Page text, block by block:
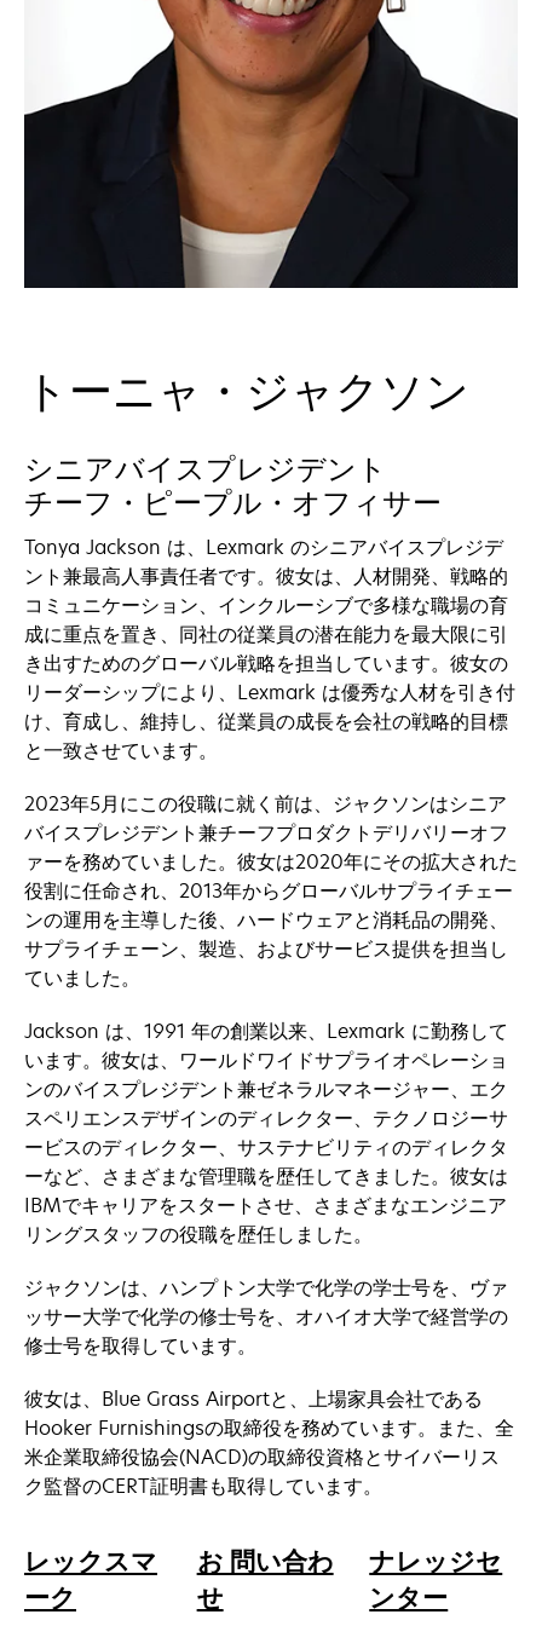
トーニャ・ジャクソン
シニアバイスプレジデント
チーフ・ピープル・オフィサー
Tonya Jackson は、Lexmark のシニアバイスプレジデ
ント兼最高人事責任者です。彼女は、人材開発、戦略的
コミュニケーション、インクルーシブで多様な職場の育
成に重点を置き、同社の従業員の潜在能力を最大限に引
き出すためのグローバル戦略を担当しています。彼女の
リーダーシップにより、Lexmark は優秀な人材を引き付
け、育成し、維持し、従業員の成長を会社の戦略的目標
と一致させています。
2023年5月にこの役職に就く前は、ジャクソンはシニア
バイスプレジデント兼チーフプロダクトデリバリーオフ
ァーを務めていました。彼女は2020年にその拡大された
役割に任命され、2013年からグローバルサプライチェー
ンの運用を主導した後、ハードウェアと消耗品の開発、
サプライチェーン、製造、およびサービス提供を担当し
ていました。
Jackson は、1991 年の創業以来、Lexmark に勤務して
います。彼女は、ワールドワイドサプライオペレーショ
ンのバイスプレジデント兼ゼネラルマネージャー、エク
スペリエンスデザインのディレクター、テクノロジーサ
ービスのディレクター、サステナビリティのディレクタ
ーなど、さまざまな管理職を歴任してきました。彼女は
IBMでキャリアをスタートさせ、さまざまなエンジニア
リングスタッフの役職を歴任しました。
ジャクソンは、ハンプトン大学で化学の学士号を、ヴァ
ッサー大学で化学の修士号を、オハイオ大学で経営学の
修士号を取得しています。
彼女は、Blue Grass Airportと、上場家具会社である
Hooker Furnishingsの取締役を務めています。また、全
米企業取締役協会(NACD)の取締役資格とサイバーリス
ク監督のCERT証明書も取得しています。
レックスマ
ーク
お 問い合わ
せ
ナレッジセ
ンター